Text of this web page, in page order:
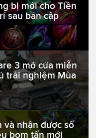
bị mới cho Tiền
sau bản cập
3 mở cửa miễn
trải nghiệm Mùa
và nhận được số
bom tấn mới